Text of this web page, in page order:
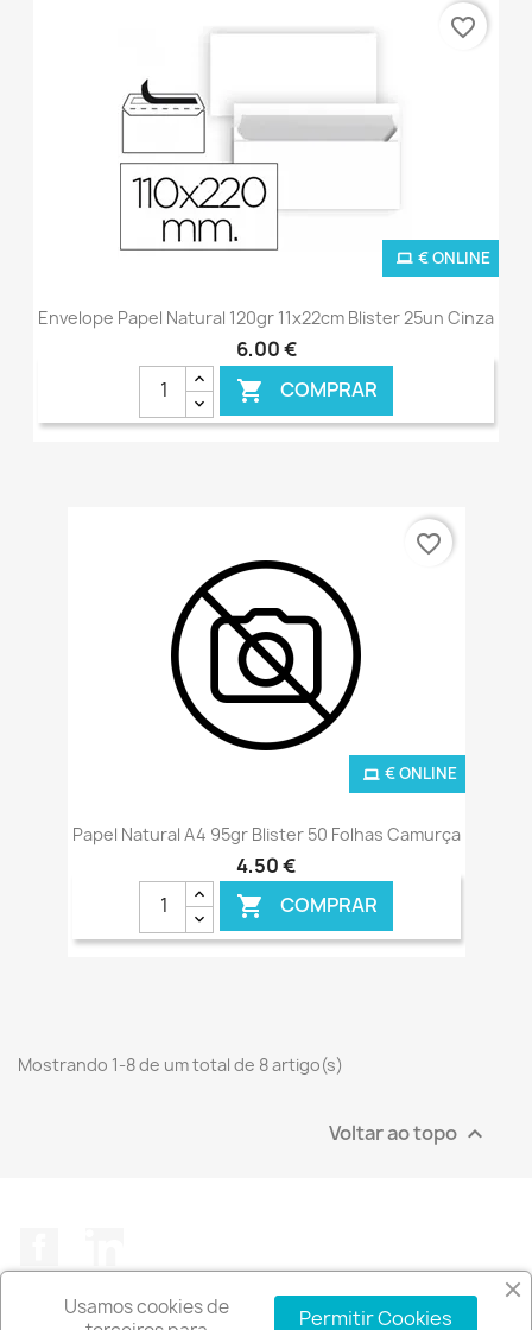
Envelope Papel Natural 120gr 11x22cm Blister 25un Cinza
6,00 €
 COMPRAR
€ ONLINE
favorite_border
Papel Natural A4 95gr Blister 50 Folhas Camurça
4,50 €
 COMPRAR
€ ONLINE
favorite_border
Mostrando 1-8 de um total de 8 artigo(s)
Voltar ao topo 
Usamos cookies de
Permitir Cookies